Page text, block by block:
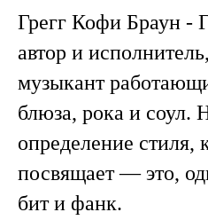
Грегг Кофи Браун -
автор и
музыкант
блюза, рока и соул.
определение стиля,
посвящает — это,
бит и фанк.